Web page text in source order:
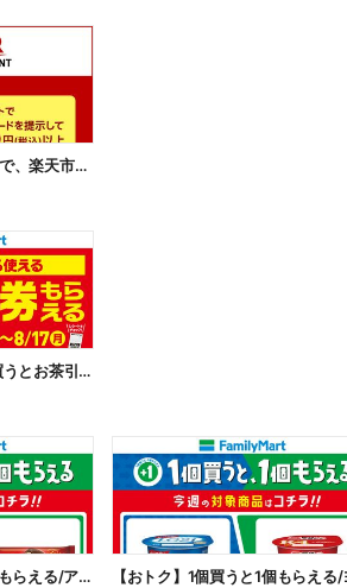
楽天ポイントカード提示で、楽天市場でのお買い物がおトクに!
【無料引換券!】焼き麺買うとお茶引換券貰える!
【おトク】1個買うと1個もらえる/アイス